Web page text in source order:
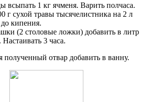
всыпать 1 кг ячменя. Варить полчаса.
г сухой травы тысячелистника на 2 л
кипения.
(2 столовые ложки) добавить в литр
3 часа.
отвар добавить в ванну.